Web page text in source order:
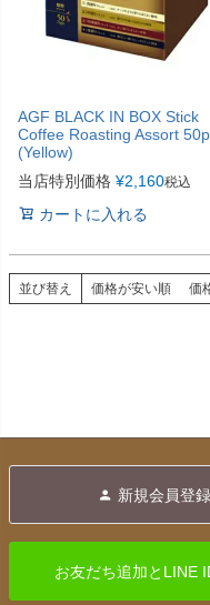
AGF BLACK IN BOX Stick
Coffee Roasting Assort 50p
(Yellow)
当店特別価格 ¥2,160税込
カートに入れる
並び替え 価格が安い順 価
新規会員登
お友だち追加とLINE